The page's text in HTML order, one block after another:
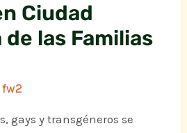
Ciudad
las Familias
fw2
gays y transgéneros se